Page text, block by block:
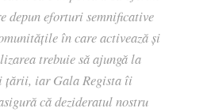
depun eforturi semnificative
în care activează și
trebuie să ajungă la
țării, iar Gala Regista îi
că dezideratul nostru